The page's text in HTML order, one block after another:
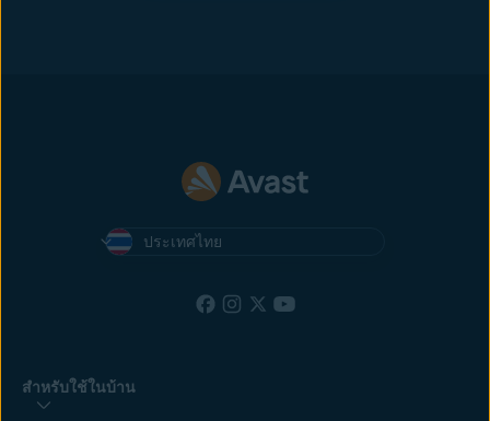
ประเทศไทย
สำหรับใช้ในบ้าน